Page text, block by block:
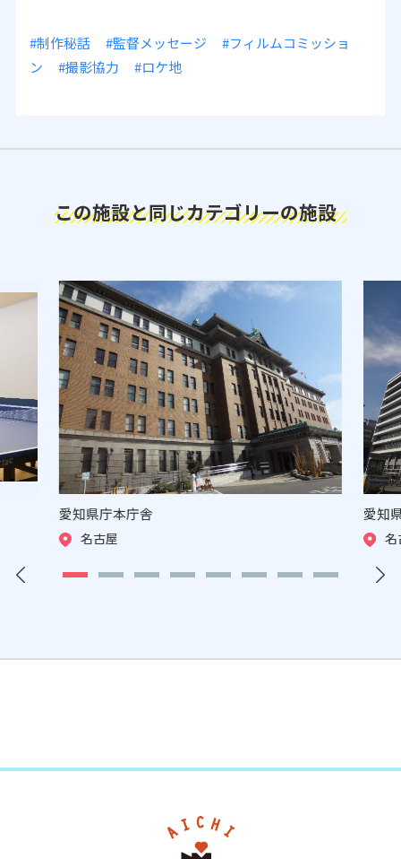
#制作秘話 #監督メッセージ
#フィルムコミッショ
ン
#撮影協力 #ロケ地
この施設と同じカテゴリーの施設
愛知県庁本庁舎
名古屋
愛知
名